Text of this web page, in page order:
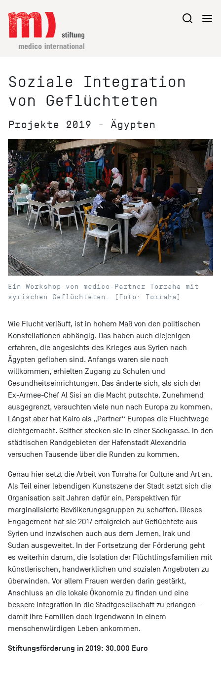
Soziale Integration
von Geflüchteten
Projekte 2019 - Ägypten
Ein Workshop von medico-Partner Torraha mit
syrischen Geflüchteten. (Foto: Torraha)
Wie Flucht verläuft, ist in hohem Maß von den politischen
Konstellationen abhängig. Das haben auch diejenigen
erfahren, die angesichts des Krieges aus Syrien nach
Ägypten geflohen sind. Anfangs waren sie noch
willkommen, erhielten Zugang zu Schulen und
Gesundheitseinrichtungen. Das änderte sich, als sich der
Ex-Armee-Chef Al Sisi an die Macht putschte. Zunehmend
ausgegrenzt, versuchten viele nun nach Europa zu kommen.
Längst aber hat Kairo als „Partner“ Europas die Fluchtwege
dichtgemacht. Seither stecken sie in einer Sackgasse. In den
städtischen Randgebieten der Hafenstadt Alexandria
versuchen Tausende über die Runden zu kommen.
Genau hier setzt die Arbeit von Torraha for Culture and Art an.
Als Teil einer lebendigen Kunstszene der Stadt setzt sich die
Organisation seit Jahren dafür ein, Perspektiven für
marginalisierte Bevölkerungsgruppen zu schaffen. Dieses
Engagement hat sie 2017 erfolgreich auf Geflüchtete aus
Syrien und inzwischen auch aus dem Jemen, Irak und
Sudan ausgeweitet. In der Fortsetzung der Förderung geht
es weiterhin darum, die Isolation der Flüchtlingsfamilien mit
künstlerischen, handwerklichen und sozialen Angeboten zu
überwinden. Vor allem Frauen werden darin gestärkt,
Anschluss an die lokale Ökonomie zu finden und eine
bessere Integration in die Stadtgesellschaft zu erlangen –
damit ihre Familien doch irgendwann in einem
menschenwürdigen Leben ankommen.
Stiftungsförderung in 2019: 30.000 Euro